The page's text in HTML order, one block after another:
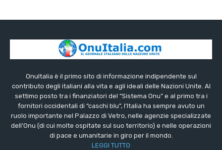
OnuItalia è il primo sito di informazione indipendente sul
contributo degli italiani alla vita e agli ideali delle Nazioni Unite. Al
settimo posto tra i finanziatori del “Sistema Onu” e al primo tra i
fornitori occidentali di “caschi blu”, l’Italia ha sempre avuto un
ruolo importante nel Palazzo di Vetro, nelle agenzie specializzate
dell’Onu (di cui molte ospitate sul suo territorio) e nelle operazioni
di pace e umanitarie in giro per il mondo.
LEGGI TUTTO